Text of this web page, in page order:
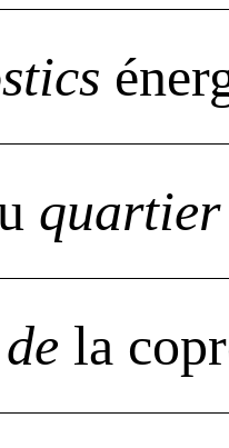
quartier
de la